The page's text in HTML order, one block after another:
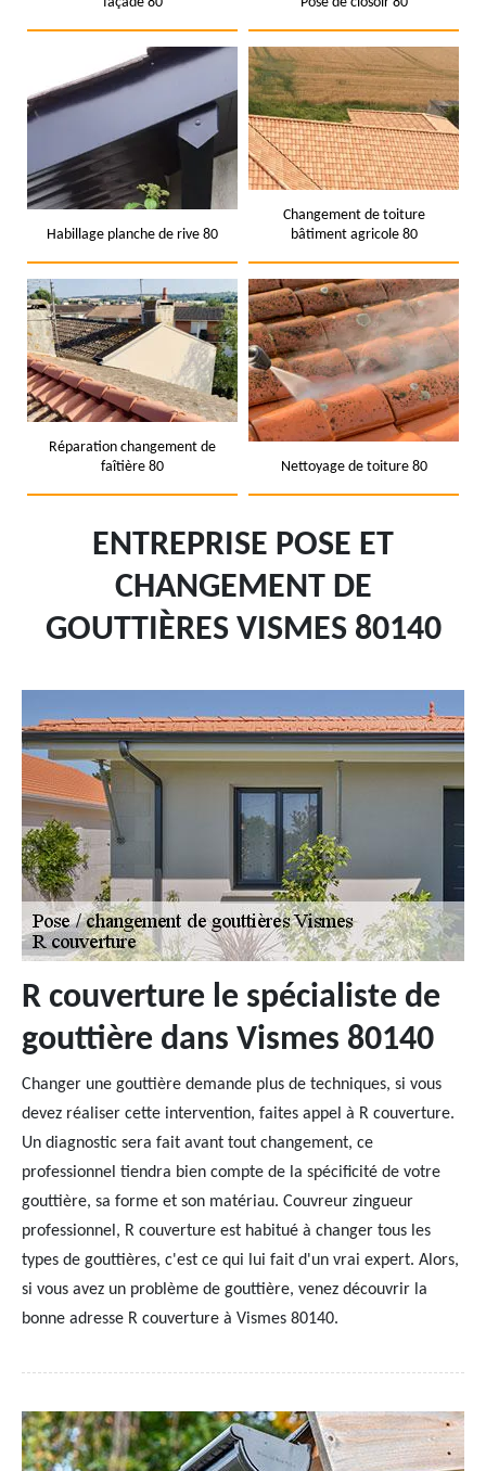
Habillage planche de rive 80
Changement de toiture
bâtiment agricole 80
Réparation changement de
faîtière 80
Nettoyage de toiture 80
ENTREPRISE POSE ET
CHANGEMENT DE
GOUTTIÈRES VISMES 80140
R couverture le spécialiste de
gouttière dans Vismes 80140
Changer une gouttière demande plus de techniques, si vous
devez réaliser cette intervention, faites appel à R couverture.
Un diagnostic sera fait avant tout changement, ce
professionnel tiendra bien compte de la spécificité de votre
gouttière, sa forme et son matériau. Couvreur zingueur
professionnel, R couverture est habitué à changer tous les
types de gouttières, c'est ce qui lui fait d'un vrai expert. Alors,
si vous avez un problème de gouttière, venez découvrir la
bonne adresse R couverture à Vismes 80140.